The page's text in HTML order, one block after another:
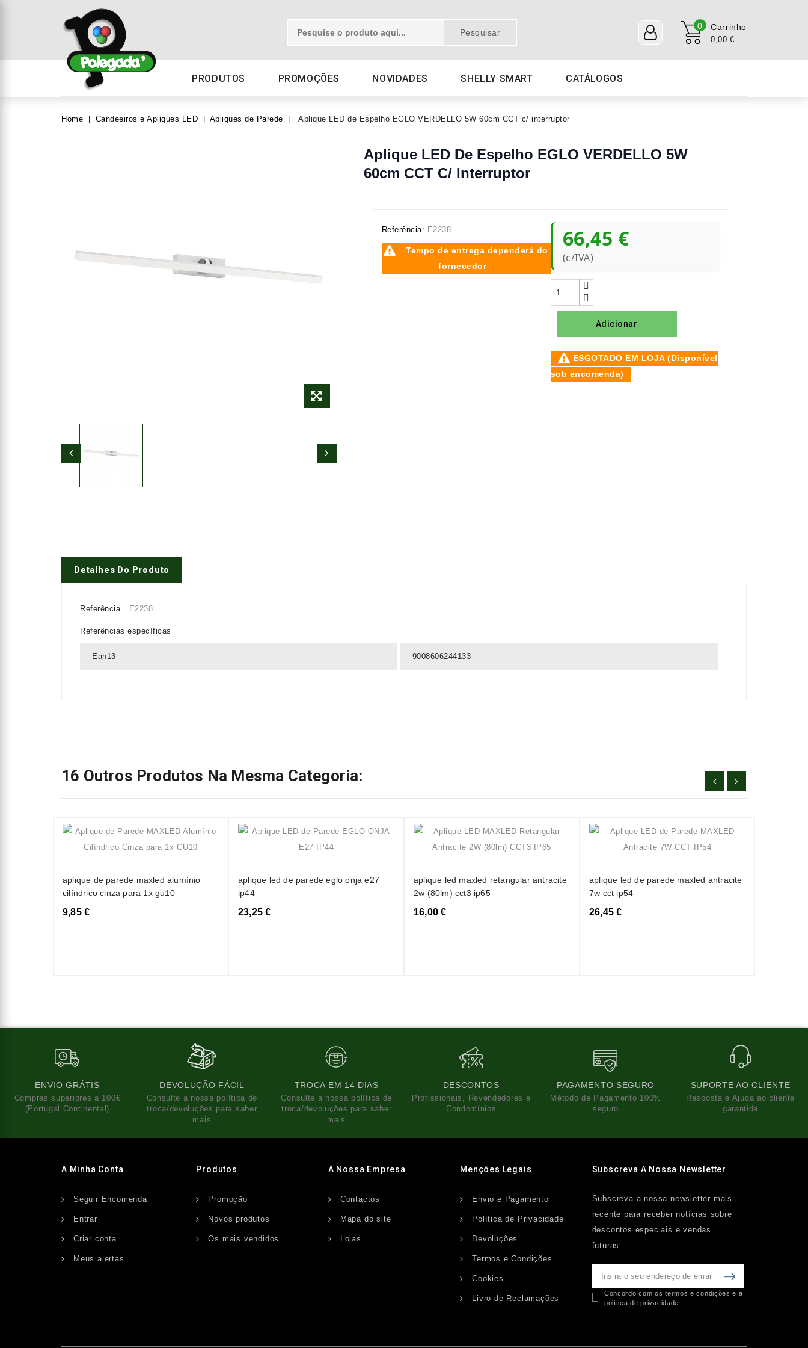
Carrinho
0,00 €
0
Pesquisar
PRODUTOS PROMOÇÕES NOVIDADES SHELLY SMART CATÁLOGOS
Home Candeeiros e Apliques LED Apliques de Parede Aplique LED de Espelho EGLO VERDELLO 5W 60cm CCT c/ interruptor
Aplique LED De Espelho EGLO VERDELLO 5W
60cm CCT C/ Interruptor
Referência: E2238
Tempo de entrega dependerá do
fornecedor
66,45 €
(c/IVA)
Adicionar
ESGOTADO EM LOJA (Disponível
sob encomenda)
Detalhes Do Produto
Referência E2238
Referências específicas
Ean13 9008606244133
16 Outros Produtos Na Mesma Categoria:
aplique de parede maxled alumínio
cilíndrico cinza para 1x gu10
9,85 €
aplique led de parede eglo onja e27
ip44
23,25 €
aplique led maxled retangular antracite
2w (80lm) cct3 ip65
16,00 €
aplique led de parede maxled antracite
7w cct ip54
26,45 €
ENVIO GRÁTIS
Compras superiores a 100€
(Portugal Continental)
DEVOLUÇÃO FÁCIL
Consulte a nossa política de
troca/devoluções para saber
mais
TROCA EM 14 DIAS
Consulte a nossa política de
troca/devoluções para saber
mais
DESCONTOS
Profissionais, Revendedores e
Condomínios
PAGAMENTO SEGURO
Método de Pagamento 100%
seguro
SUPORTE AO CLIENTE
Resposta e Ajuda ao cliente
garantida
A Minha Conta
Seguir Encomenda
Entrar
Criar conta
Meus alertas
Produtos
Promoção
Novos produtos
Os mais vendidos
A Nossa Empresa
Contactos
Mapa do site
Lojas
Menções Legais
Envio e Pagamento
Política de Privacidade
Devoluções
Termos e Condições
Cookies
Livro de Reclamações
Subscreva A Nossa Newsletter
Subscreva a nossa newsletter mais
recente para receber notícias sobre
descontos especiais e vendas
futuras.
Concordo com os termos e condições e a
política de privacidade